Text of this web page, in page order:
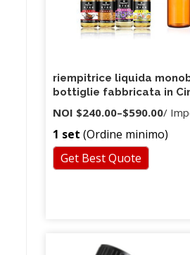
riempitrice liquida
bottiglie fabbricata in
NOI $240.00–$590.00/
1 set (Ordine minimo)
Get Best Quote